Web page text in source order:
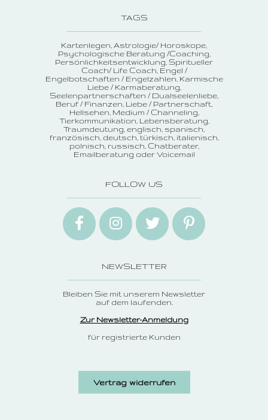
TAGS
Kartenlegen Astrologie/ Horoskope
Psychologische Beratung /Coaching
Persönlichkeitsentwicklung Spiritueller
Coach/ Life Coach Engel /
Engelbotschaften / Engelzahlen Karmische
Liebe / Karmaberatung
Seelenpartnerschaften / Dualseelenliebe
Beruf / Finanzen Liebe / Partnerschaft
Hellsehen Medium / Channeling
Tierkommunikation Lebensberatung
Traumdeutung englisch, spanisch,
französisch, deutsch, türkisch, italienisch,
polnisch, russisch Chatberater
Emailberatung oder Voicemail
FOLLOW US
NEWSLETTER
Bleiben Sie mit unserem Newsletter
auf dem laufenden.
Zur Newsletter-Anmeldung
für registrierte Kunden
Vertrag widerrufen